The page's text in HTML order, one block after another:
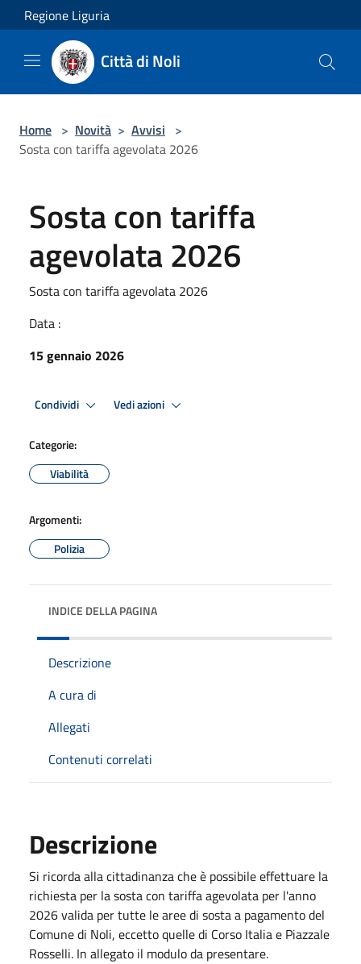
Salta al contenuto principale
Regione Liguria
Città di Noli
Home > Novità > Avvisi >
Sosta con tariffa agevolata 2026
Sosta con tariffa
agevolata 2026
Sosta con tariffa agevolata 2026
Data :
15 gennaio 2026
Condividi Vedi azioni
Categorie:
Viabilità
Argomenti:
Polizia
INDICE DELLA PAGINA
Descrizione
A cura di
Allegati
Contenuti correlati
Descrizione
Si ricorda alla cittadinanza che è possibile effettuare la
richiesta per la sosta con tariffa agevolata per l'anno
2026 valida per tutte le aree di sosta a pagamento del
Comune di Noli, eccetto quelle di Corso Italia e Piazzale
Rosselli. In allegato il modulo da presentare.